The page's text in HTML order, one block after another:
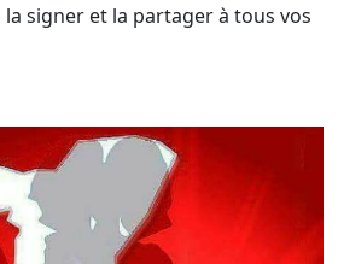
signer et la partager à tous vos